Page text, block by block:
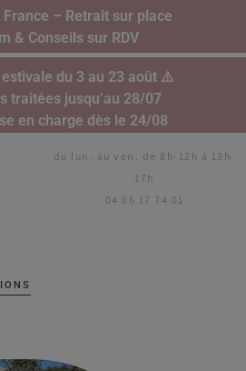
– Retrait sur place
& Conseils sur RDV
du 3 au 23 août ⚠️
traitées jusqu’au 28/07
en charge dès le 24/08
du lun. au ven. de 8h-12h à 13h-
17h
04 86 17 74 01